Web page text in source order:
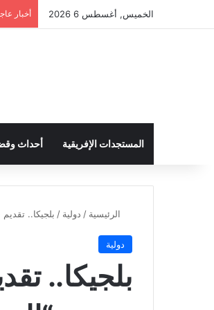
الخميس, أغسطس 6 2026 أخبار
المستجدات الإفريقية أحداث
الرئيسية / دولية / بلجيكا..
دولية
بلجيكا..